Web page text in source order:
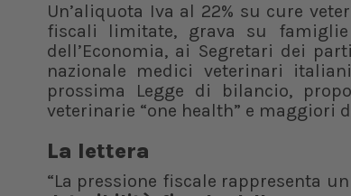
Un’aliquota Iva al 22% su cure
fiscali limitate, grava su
dell’Economia, ai Segretari dei
nazionale medici veterinari
prossima Legge di bilancio,
veterinarie “one health” e maggiori
La lettera
“La pressione fiscale rappresenta